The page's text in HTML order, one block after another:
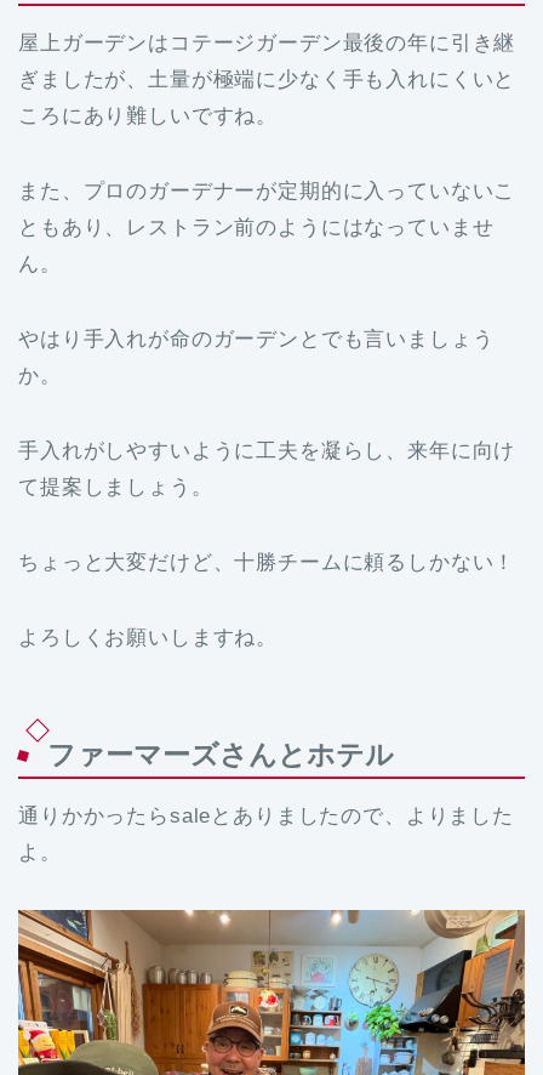
屋上ガーデンはコテージガーデン最後の年に引き継
ぎましたが、土量が極端に少なく手も入れにくいと
ころにあり難しいですね。
また、プロのガーデナーが定期的に入っていないこ
ともあり、レストラン前のようにはなっていませ
ん。
やはり手入れが命のガーデンとでも言いましょう
か。
手入れがしやすいように工夫を凝らし、来年に向け
て提案しましょう。
ちょっと大変だけど、十勝チームに頼るしかない！
よろしくお願いしますね。
ファーマーズさんとホテル
通りかかったらsaleとありましたので、よりました
よ。